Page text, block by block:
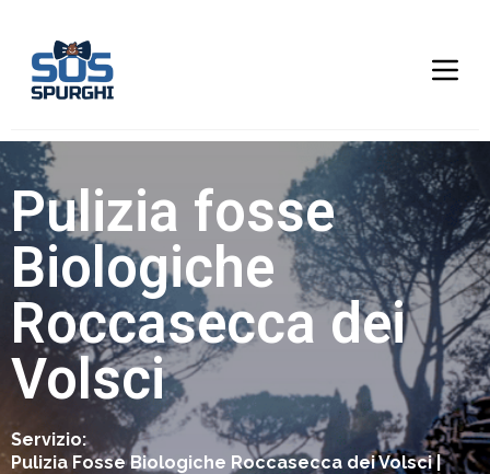
Pulizia fosse
Biologiche
Roccasecca dei
Volsci
Servizio:
Pulizia Fosse Biologiche Roccasecca dei Volsci |